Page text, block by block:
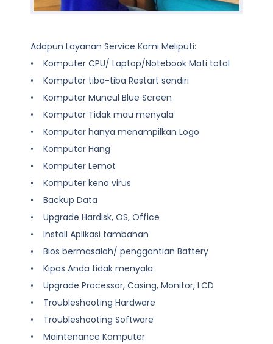
Adapun Layanan Service Kami Meliputi:
• Komputer CPU/ Laptop/Notebook Mati total
• Komputer tiba-tiba Restart sendiri
• Komputer Muncul Blue Screen
• Komputer Tidak mau menyala
• Komputer hanya menampilkan Logo
• Komputer Hang
• Komputer Lemot
• Komputer kena virus
• Backup Data
• Upgrade Hardisk, OS, Office
• Install Aplikasi tambahan
• Bios bermasalah/ penggantian Battery
• Kipas Anda tidak menyala
• Upgrade Processor, Casing, Monitor, LCD
• Troubleshooting Hardware
• Troubleshooting Software
• Maintenance Komputer